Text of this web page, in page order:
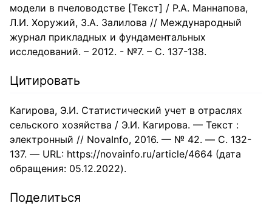
модели в пчеловодстве [Текст] / Р.А. Маннапова,
Л.И. Хоружий, З.А. Залилова // Международный
журнал прикладных и фундаментальных
исследований. – 2012. - №7. – С. 137-138.
Цитировать
Кагирова, Э.И. Статистический учет в отраслях
сельского хозяйства / Э.И. Кагирова. — Текст :
электронный // NovaInfo, 2016. — № 42. — С. 132-
137. — URL: https://novainfo.ru/article/4664 (дата
обращения: 05.12.2022).
Поделиться